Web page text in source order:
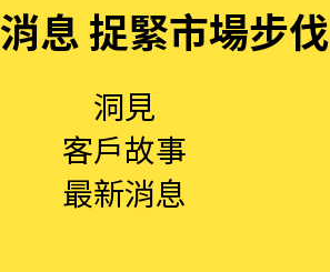
息 捉緊市場步伐
洞見
客戶故事
最新消息